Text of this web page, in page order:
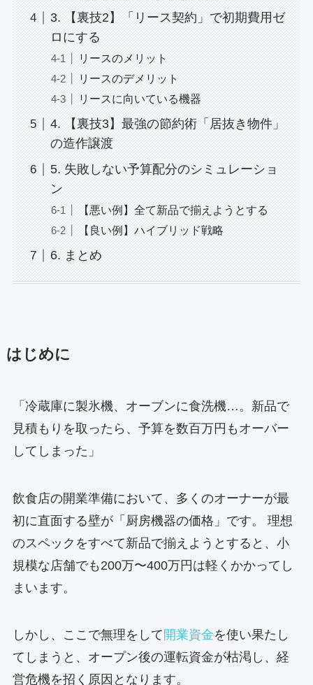
3. 【裏技2】「リース契約」で初期費用ゼ
ロにする
リースのメリット
リースのデメリット
リースに向いている機器
4. 【裏技3】最強の節約術「居抜き物件」
の造作譲渡
5. 失敗しない予算配分のシミュレーショ
ン
【悪い例】全て新品で揃えようとする
【良い例】ハイブリッド戦略
6. まとめ
はじめに
「冷蔵庫に製氷機、オーブンに食洗機…。新品で
見積もりを取ったら、予算を数百万円もオーバー
してしまった」
飲食店の開業準備において、多くのオーナーが最
初に直面する壁が「厨房機器の価格」です。 理想
のスペックをすべて新品で揃えようとすると、小
規模な店舗でも200万〜400万円は軽くかかってし
まいます。
しかし、ここで無理をして 開業資金を使い果たし
てしまうと、オープン後の運転資金が枯渇し、経
営危機を招く原因となります。